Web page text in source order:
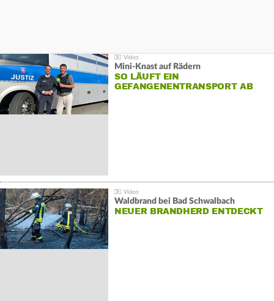
Mini-Knast auf Rädern
SO LÄUFT EIN
GEFANGENENTRANSPORT AB
Waldbrand bei Bad Schwalbach
NEUER BRANDHERD ENTDECKT